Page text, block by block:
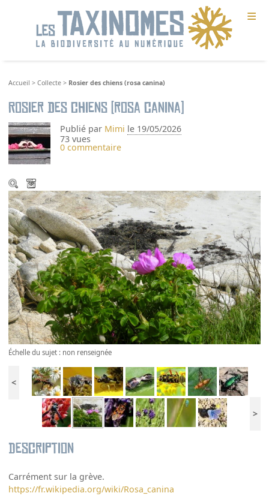
≡
Accueil >Collecte > Rosier des chiens (rosa canina)
Rosier des chiens (rosa canina)
Publié par Mimi le 19/05/2026
73 vues
0 commentaire
Échelle du sujet : non renseignée
<
>
Description
Carrément sur la grève.
https://fr.wikipedia.org/wiki/Rosa_canina